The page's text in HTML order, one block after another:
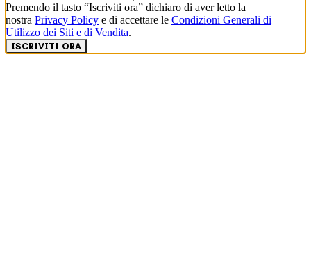
Premendo il tasto “Iscriviti ora” dichiaro di aver letto la
nostra Privacy Policy e di accettare le Condizioni Generali di
Utilizzo dei Siti e di Vendita.
ISCRIVITI ORA